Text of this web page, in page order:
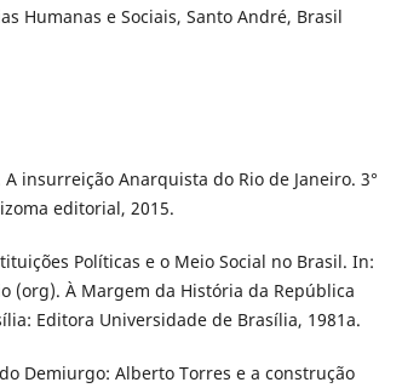
Humanas e Sociais, Santo André, Brasil
A insurreição Anarquista do Rio de Janeiro. 3°
editorial, 2015.
Políticas e o Meio Social no Brasil. In:
(org). À Margem da História da República
Editora Universidade de Brasília, 1981a.
Demiurgo: Alberto Torres e a construção